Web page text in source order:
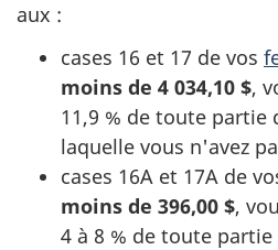
aux :
cases 16 et 17 de vos
moins de 4 034,10 $,
11,9 % de toute partie
laquelle vous n'avez
cases 16A et 17A de
moins de 396,00 $,
4 à 8 % de toute